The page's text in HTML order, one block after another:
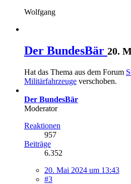
Wolfgang
Der BundesBär 20.
Hat das Thema aus dem Forum
Militärfahrzeuge verschoben.
Der BundesBär
Moderator
Reaktionen
957
Beiträge
6.352
20. Mai 2024 um 13:43
#3